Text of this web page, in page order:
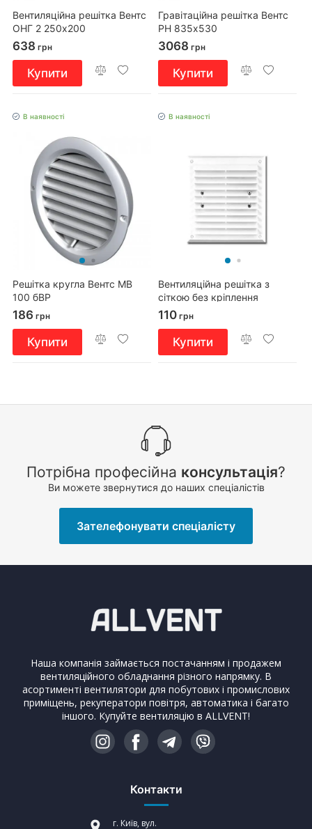
Вентиляційна решітка Вентс
ОНГ 2 250х200
638 грн
Купити
Гравітаційна решітка Вентс
РН 835х530
3068 грн
Купити
В наявності
Решітка кругла Вентс МВ
100 бВР
186 грн
Купити
В наявності
Вентиляційна решітка з
сіткою без кріплення
180x180
110 грн
Купити
Потрібна професійна консультація?
Ви можете звернутися до наших спеціалістів
Зателефонувати спеціалісту
Наша компанія займається постачанням і продажем
вентиляційного обладнання різного напрямку. В
асортименті вентилятори для побутових і промислових
приміщень, рекуператори повітря, автоматика і багато
іншого. Купуйте вентиляцію в ALLVENT!
Контакти
г. Київ, вул.